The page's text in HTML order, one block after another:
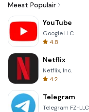
Meest Populair
YouTube
Google LLC
4.8
Netflix
Netflix, Inc.
4.2
Telegram
Telegram FZ-LLC